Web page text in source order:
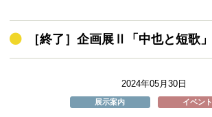
［終了］企画展Ⅱ「中也と短歌」
2024年05月30日
展示案内 イベント